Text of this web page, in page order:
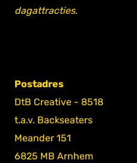
dagattracties.
Postadres
DtB Creative - 8518
t.a.v. Backseaters
Meander 151
6825 MB Arnhem